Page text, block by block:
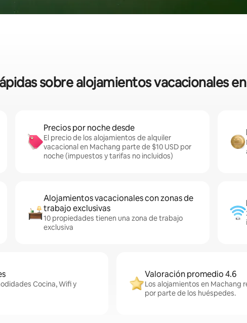
sobre alojamientos vacacionales
Precios por noche desde
El precio de los alojamientos de alquiler
vacacional en Machang parte de $10 USD por
noche (impuestos y tarifas no incluidos)
Alojamientos vacacionales con zonas de
trabajo exclusivas
10 propiedades tienen una zona de trabajo
exclusiva
Cocina, Wifi y
Valoración promedio 4.6
Los alojamientos en Machang
por parte de los huéspedes.